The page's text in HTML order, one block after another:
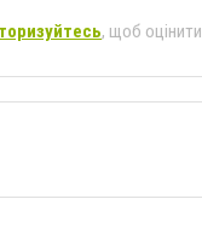
, щоб оцінити